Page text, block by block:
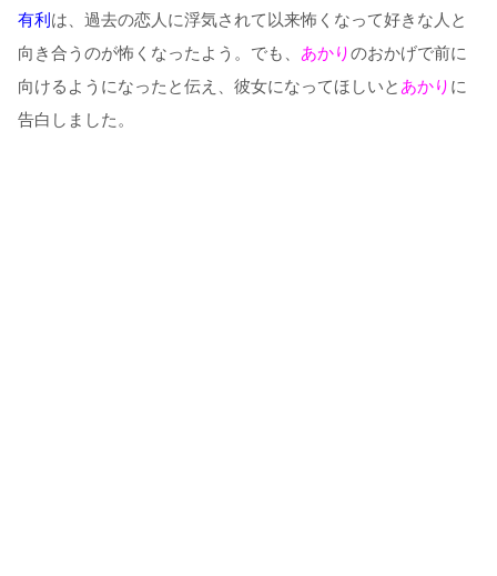
有利 は、過去の恋人に浮気されて以来怖くなって好きな人と
向き合うのが怖くなったよう。でも、 あかりのおかげで前に
向けるようになったと伝え、彼女になってほしいと あかり に
告白しました。